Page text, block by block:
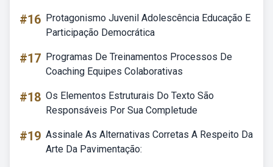
#16 Protagonismo Juvenil Adolescência Educação E
Participação Democrática
#17 Programas De Treinamentos Processos De
Coaching Equipes Colaborativas
#18 Os Elementos Estruturais Do Texto São
Responsáveis Por Sua Completude
#19 Assinale As Alternativas Corretas A Respeito Da
Arte Da Pavimentação: